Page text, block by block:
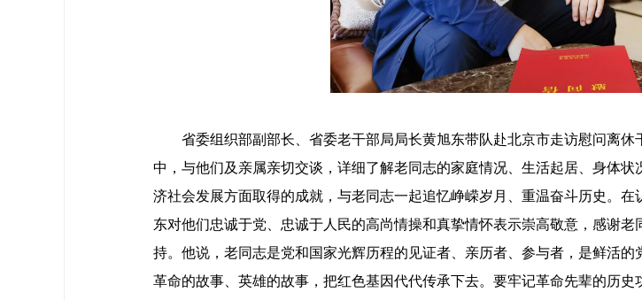
省委组织部副部长、省委老干部局局长黄旭东带队赴北京市走访慰问离休
中，与他们及亲属亲切交谈，详细了解老同志的家庭情况、生活起居、身体
济社会发展方面取得的成就，与老同志一起追忆峥嵘岁月、重温奋斗历史。
东对他们忠诚于党、忠诚于人民的高尚情操和真挚情怀表示崇高敬意，感谢
持。他说，老同志是党和国家光辉历程的见证者、亲历者、参与者，是鲜活
革命的故事、英雄的故事，把红色基因代代传承下去。要牢记革命先辈的历